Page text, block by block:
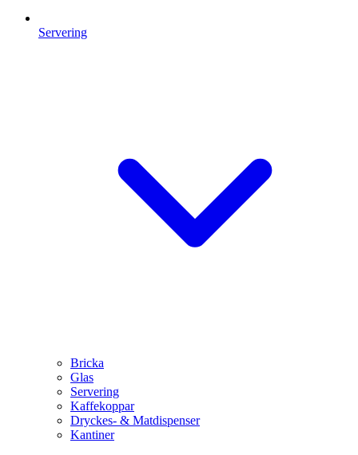
Servering
Bricka
Glas
Servering
Kaffekoppar
Dryckes- & Matdispenser
Kantiner